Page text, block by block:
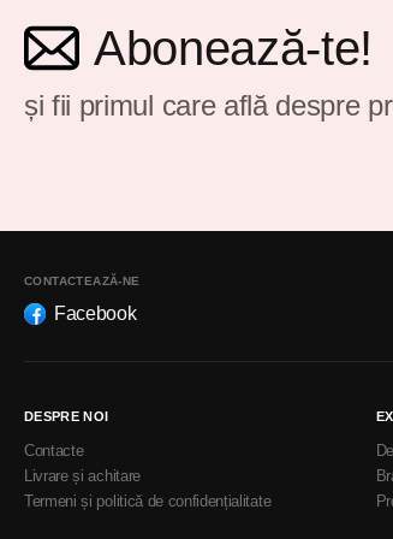
Abonează-te!
și fii primul care află despre
CONTACTEAZĂ-NE
Facebook
DESPRE NOI
Contacte
Livrare și achitare
Termeni și politică de confidențialitate